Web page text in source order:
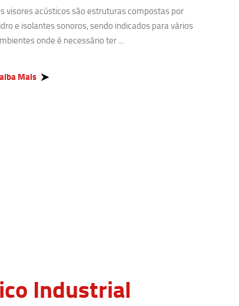
visores acústicos são estruturas compostas por
e isolantes sonoros, sendo indicados para vários
onde é necessário ter ...
Mais
Industrial